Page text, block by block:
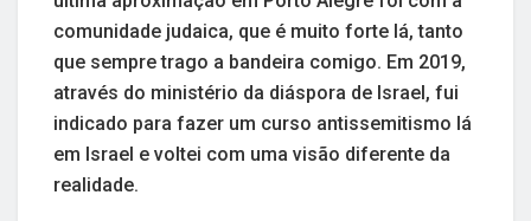
comunidade judaica, que é muito forte lá, tanto
que sempre trago a bandeira comigo. Em 2019,
através do ministério da diáspora de Israel, fui
indicado para fazer um curso antissemitismo lá
em Israel e voltei com uma visão diferente da
realidade.